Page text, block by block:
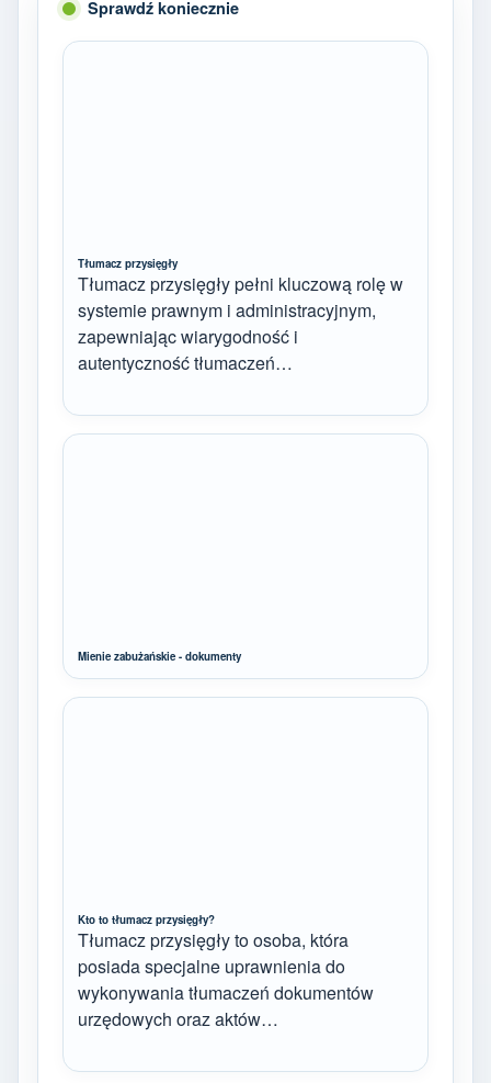
Sprawdź koniecznie
Tłumacz przysięgły
Tłumacz przysięgły pełni kluczową rolę w
systemie prawnym i administracyjnym,
zapewniając wiarygodność i
autentyczność tłumaczeń…
Mienie zabużańskie - dokumenty
Kto to tłumacz przysięgły?
Tłumacz przysięgły to osoba, która
posiada specjalne uprawnienia do
wykonywania tłumaczeń dokumentów
urzędowych oraz aktów…